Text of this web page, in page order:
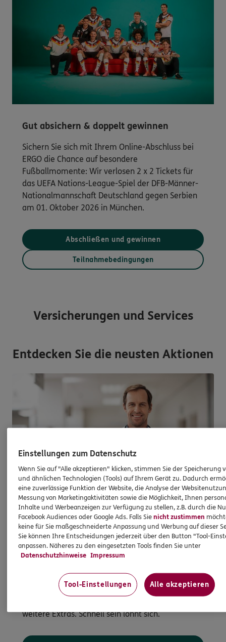
Gut absichern & doppelt gewinnen
Sichern Sie sich mit Ihrem Online-Abschluss bei
ERGO die Chance auf besondere
Fußballmomente: Wir verlosen 2 x 2 Tickets für
das UEFA Nations-League-Spiel der DFB-Männer-
Nationalmannschaft Deutschland gegen Serbien
am 01. Oktober 2026 in München.
Abschließen und gewinnen
Teilnahmebedingungen
Versicherungen und Services
Entdecken Sie die neusten Aktionen
Krankenhauszusatz
Warum noch warten? Sonderkondition sichern
Zusatzversicherungen mit Premiumleistungen
ab. Jetzt ohne allgemeine Wartezeit – für Ihre
weitere Extras. Schnell sein lohnt sich.
Einstellungen zum Datenschutz
Wenn Sie auf "Alle akzeptieren" klicken, stimmen Sie der Speicherung
und ähnlichen Technologien (Tools) auf Ihrem Gerät zu. Dadurch
eine zuverlässige Funktion der Website, die Analyse der
Messung von Marketingaktivitäten sowie die Möglichkeit, Ihnen
Inhalte und Werbeanzeigen zur Verfügung zu stellen, z.B. durch die
Facebook Audiences oder Google Ads. Falls Sienicht zustimmen
keine für Sie maßgeschneiderte Anpassung und Werbung auf dieser
Sie können Ihre Entscheidungen jederzeit über den Button "Tool-
anpassen. Näheres zu den eingesetzten Tools finden Sie unter
Datenschutzhinweise Impressum
Tool-Einstellungen Alle akzeptieren